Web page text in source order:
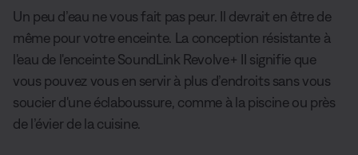
Un peu d’eau ne vous fait pas peur. Il devrait en être de
même pour votre enceinte. La conception résistante à
l'eau de l'enceinte SoundLink Revolve+ II signifie que
vous pouvez vous en servir à plus d’endroits sans vous
soucier d'une éclaboussure, comme à la piscine ou près
de l’évier de la cuisine.